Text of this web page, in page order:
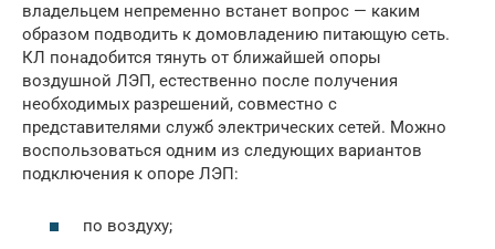
владельцем непременно встанет вопрос — каким
образом подводить к домовладению питающую сеть.
КЛ понадобится тянуть от ближайшей опоры
воздушной ЛЭП, естественно после получения
необходимых разрешений, совместно с
представителями служб электрических сетей. Можно
воспользоваться одним из следующих вариантов
подключения к опоре ЛЭП:
по воздуху;